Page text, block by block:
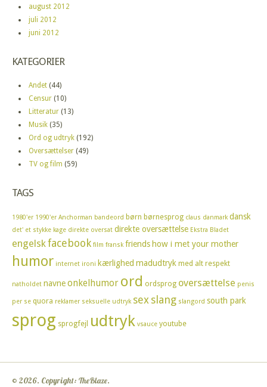
august 2012
juli 2012
juni 2012
KATEGORIER
Andet (44)
Censur (10)
Litteratur (13)
Musik (35)
Ord og udtryk (192)
Oversættelser (49)
TV og film (59)
TAGS
1980'er 1990'er Anchorman bandeord børn børnesprog claus danmark dansk
det' et stykke kage direkte oversat direkte oversættelse Ekstra Bladet
engelskfacebook film fransk friends how i met your mother
humor internet ironi kærlighed madudtryk med alt respekt
natholdet navneonkelhumor ord ordsprog oversættelse penis
per se quora reklamer seksuelle udtryk sexslang slangord south park
sprog sprogfejl udtryk vsauce youtube
© 2026. Copyright: TheBlaze.